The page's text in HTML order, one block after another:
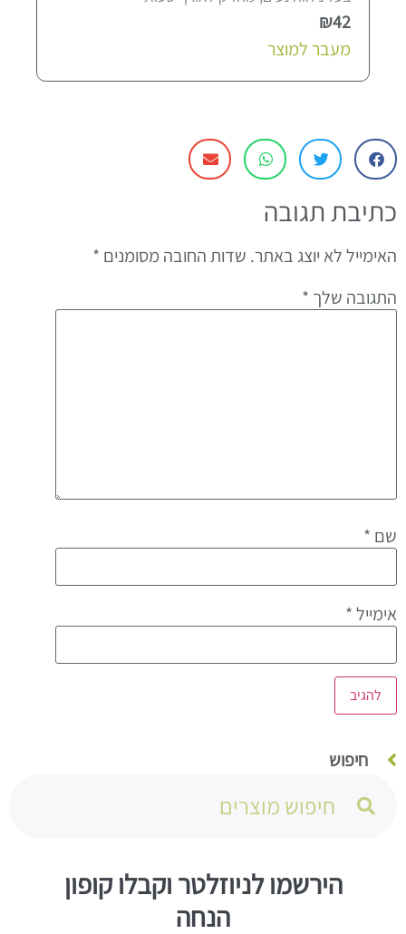
חיפוש
הירשמו לניוזלטר וקבלו קופון
הנחה
₪42
מעבר למוצר
כתיבת תגובה
האימייל לא יוצג באתר. שדות החובה מסומנים *
התגובה שלך *
שם *
אימייל*